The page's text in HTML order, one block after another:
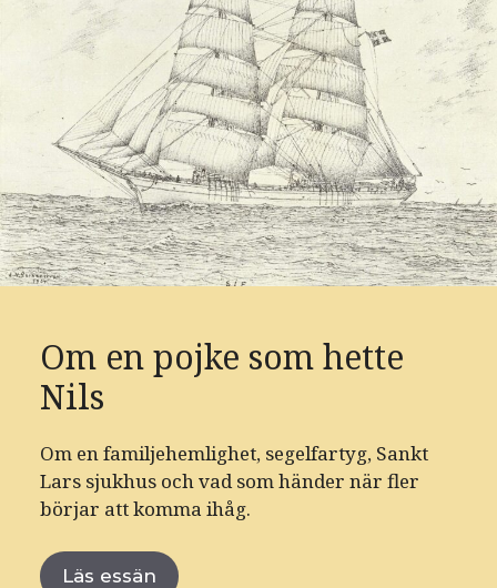
Om en pojke som hette
Nils
Om en familjehemlighet, segelfartyg, Sankt
Lars sjukhus och vad som händer när fler
börjar att komma ihåg.
Läs essän